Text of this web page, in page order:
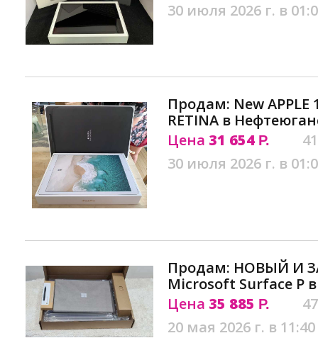
30 июля 2026 г. в
Продам: New APPLE
RETINA в
Цена 31 654 Р.
30 июля 2026 г. в
Продам: НОВЫЙ И
Microsoft Surface P
Цена 35 885 Р.
20 мая 2026 г. в 11:40